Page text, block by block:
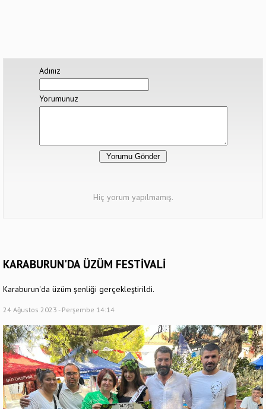
Adınız
Yorumunuz
Hiç yorum yapılmamış.
KARABURUN'DA ÜZÜM FESTİVALİ
Karaburun'da üzüm şenliği gerçekleştirildi.
24 Ağustos 2023 - Perşembe 14:14